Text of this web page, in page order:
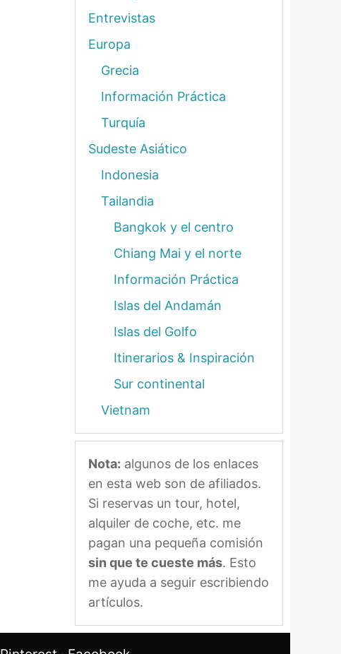
Entrevistas
Europa
Grecia
Información Práctica
Turquía
Sudeste Asiático
Indonesia
Tailandia
Bangkok y el centro
Chiang Mai y el norte
Información Práctica
Islas del Andamán
Islas del Golfo
Itinerarios & Inspiración
Sur continental
Vietnam
Nota: algunos de los enlaces
en esta web son de afiliados.
Si reservas un tour, hotel,
alquiler de coche, etc. me
pagan una pequeña comisión
sin que te cueste más. Esto
me ayuda a seguir escribiendo
artículos.